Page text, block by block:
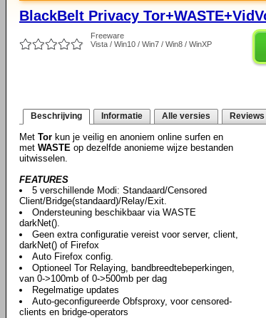
BlackBelt Privacy
Freeware
Vista / Win10 / Win7 / Win8 / WinXP
Beschrijving Informatie Alle versies Reviews
Met Tor kun je veilig en anoniem online surfen en
met WASTE op dezelfde anonieme wijze bestanden
uitwisselen.
FEATURES
5 verschillende Modi: Standaard/Censored
Client/Bridge(standaard)/Relay/Exit.
Ondersteuning beschikbaar via WASTE
darkNet().
Geen extra configuratie vereist voor server, client,
darkNet() of Firefox
Auto Firefox config.
Optioneel Tor Relaying, bandbreedtebeperkingen,
van 0->100mb of 0->500mb per dag
Regelmatige updates
Auto-geconfigureerde Obfsproxy, voor censored-
clients en bridge-operators